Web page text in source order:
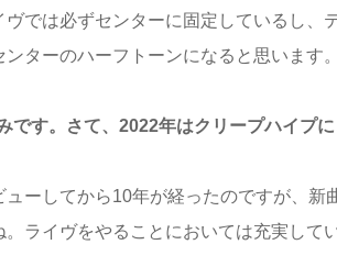
では必ずセンターに固定しているし、
ターのハーフトーンになると思います。
です。さて、2022年はクリープハイプ
ーしてから10年が経ったのですが、新
ライヴをやることにおいては充実して